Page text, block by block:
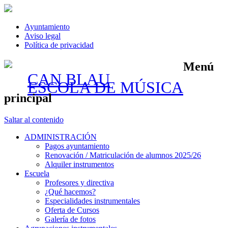
Ayuntamiento
Aviso legal
Política de privacidad
CAN BLAU
ESCOLA DE MÚSICA
Menú
principal
Saltar al contenido
ADMINISTRACIÓN
Pagos ayuntamiento
Renovación / Matriculación de alumnos 2025/26
Alquiler instrumentos
Escuela
Profesores y directiva
¿Qué hacemos?
Especialidades instrumentales
Oferta de Cursos
Galería de fotos